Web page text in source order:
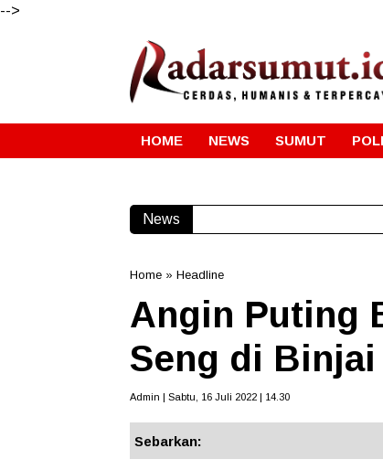
-->
HOME NEWS SUMUT
News
Home » Headline
Angin Puting
Seng di Binjai
Admin | Sabtu, 16 Juli 2022 | 14.30
Sebarkan: